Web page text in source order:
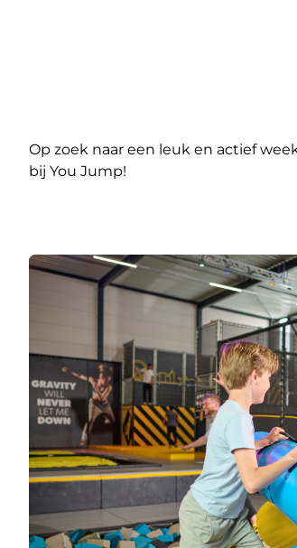
Op zoek naar een leuk en actief
bij You Jump!